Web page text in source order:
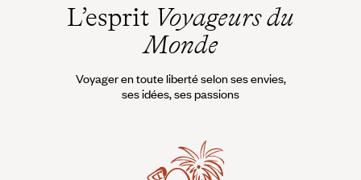
L’esprit Voyageurs du
Monde
Voyager en toute liberté selon ses envies,
ses idées, ses passions